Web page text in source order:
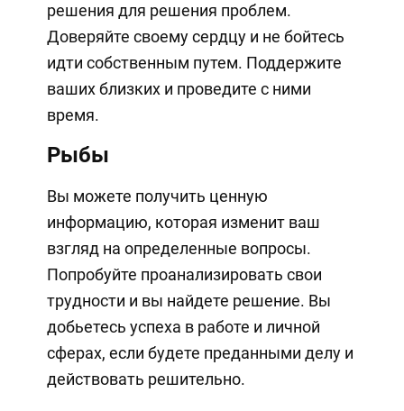
решения для решения проблем.
Доверяйте своему сердцу и не бойтесь
идти собственным путем. Поддержите
ваших близких и проведите с ними
время.
Рыбы
Вы можете получить ценную
информацию, которая изменит ваш
взгляд на определенные вопросы.
Попробуйте проанализировать свои
трудности и вы найдете решение. Вы
добьетесь успеха в работе и личной
сферах, если будете преданными делу и
действовать решительно.